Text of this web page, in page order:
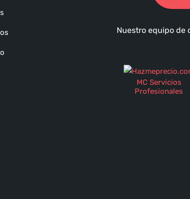
Nuestro equipo de
MC Servicios
Profesionales